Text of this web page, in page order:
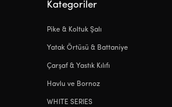
Kategoriler
Pike & Koltuk Şalı
Yatak Örtüsü & Battaniye
Çarşaf & Yastık Kılıfı
Havlu ve Bornoz
WHITE SERIES